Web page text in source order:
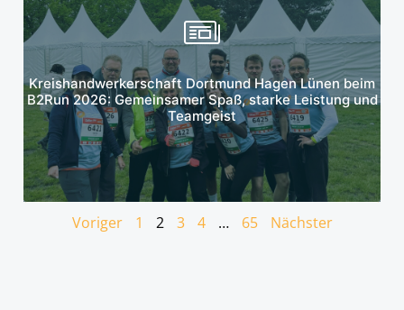
Kreishandwerkerschaft Dortmund Hagen Lünen beim
B2Run 2026: Gemeinsamer Spaß, starke Leistung und
Teamgeist
Mehr erfahren
Voriger 1 2 3 4 … 65 Nächster